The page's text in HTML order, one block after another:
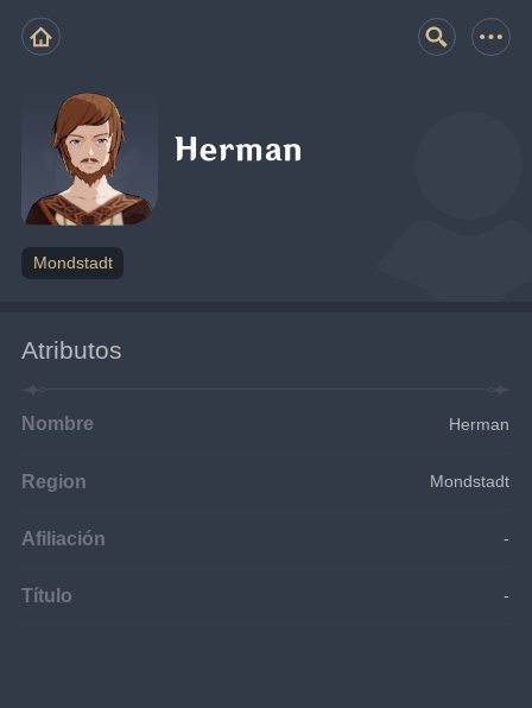
Herman
Mondstadt
Atributos
Nombre Herman
Region Mondstadt
Afiliación -
Título -